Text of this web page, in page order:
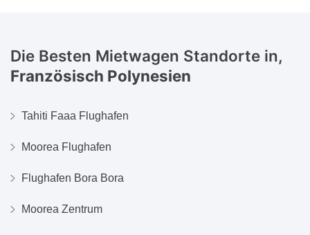
Die Besten Mietwagen Standorte in,
Französisch Polynesien
Tahiti Faaa Flughafen
Moorea Flughafen
Flughafen Bora Bora
Moorea Zentrum